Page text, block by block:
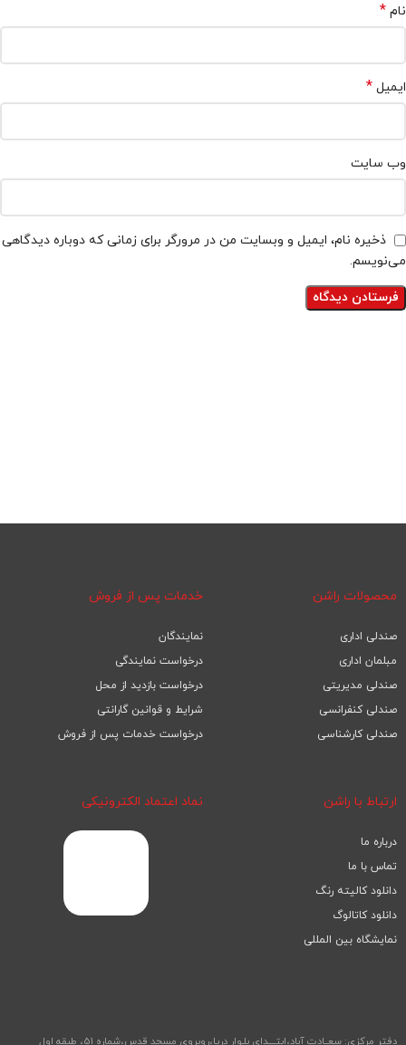
نام *
ایمیل *
وب‌ سایت
ذخیره نام، ایمیل و وبسایت من در مرورگر برای زمانی که دوباره دیدگاهی
می‌نویسم.
محصولات راشن
صندلی اداری
مبلمان اداری
صندلی مدیریتی
صندلی کنفرانسی
صندلی کارشناسی
خدمات پس از فروش
نمایندگان
درخواست نمایندگی
درخواست بازدید از محل
شرایط و قوانین گارانتی
درخواست خدمات پس از فروش
ارتباط با راشن
درباره ما
تماس با ما
دانلود کالیته رنگ
دانلود کاتالوگ
نمایشگاه بین المللی
نماد اعتماد الکترونیکی
دفتر مرکزی: سعــادت آباد،ابتــــدای بلـوار دریا،روبروی مسجد قدس،شماره 51، طبقه اول